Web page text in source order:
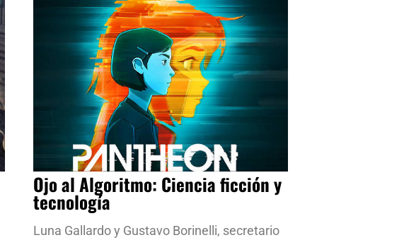
Ojo al Algoritmo: Ciencia ficción y
tecnología
Luna Gallardo y Gustavo Borinelli, secretario